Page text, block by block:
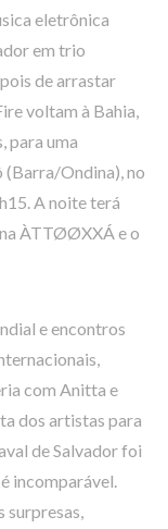
eletrônica
em trio
de arrastar
voltam à Bahia,
para uma
Ondina), no
A noite terá
ÀTTØØXXÁ e o
e encontros
com Anitta e
dos artistas para
de Salvador foi
incomparável.